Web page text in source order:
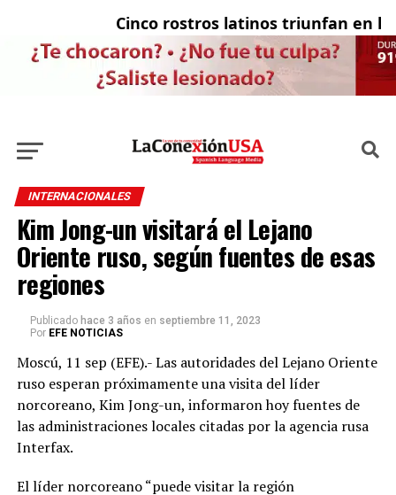
Cinco rostros latinos triunfan en la
INTERNACIONALES
Kim Jong-un visitará el Lejano
Oriente ruso, según fuentes de esas
regiones
Publicado hace 3 años en septiembre 11, 2023
Por EFE NOTICIAS
Moscú, 11 sep (EFE).- Las autoridades del Lejano Oriente
ruso esperan próximamente una visita del líder
norcoreano, Kim Jong-un, informaron hoy fuentes de
las administraciones locales citadas por la agencia rusa
Interfax.
El líder norcoreano “puede visitar la región